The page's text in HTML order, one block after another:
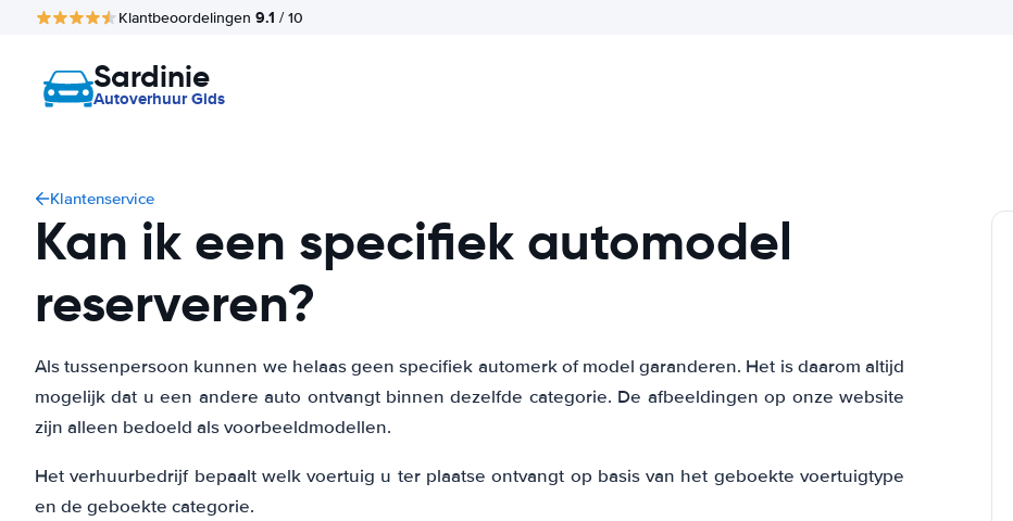
Klantbeoordelingen 9.1 / 10
Sardinie
Autoverhuur Gids
Klantenservice
Kan ik een specifiek automodel
reserveren?
Als tussenpersoon kunnen we helaas geen specifiek automerk of model garanderen. Het is daarom altijd
mogelijk dat u een andere auto ontvangt binnen dezelfde categorie. De afbeeldingen op onze website
zijn alleen bedoeld als voorbeeldmodellen.
Het verhuurbedrijf bepaalt welk voertuig u ter plaatse ontvangt op basis van het geboekte voertuigtype
en de geboekte categorie.